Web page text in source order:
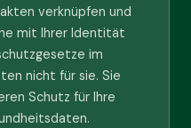
verknüpfen und
mit Ihrer Identität
im
nicht für sie. Sie
Schutz für Ihre